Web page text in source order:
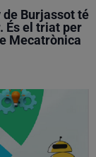
de Burjassot té
És el triat per
Mecatrònica